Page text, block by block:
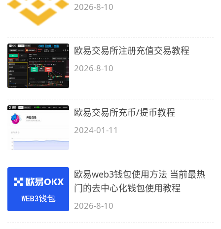
2026-8-10
欧易交易所注册充值交易教程
2026-8-10
欧易交易所充币/提币教程
2024-01-11
欧易web3钱包使用方法 当前最热
门的去中心化钱包使用教程
2026-8-10